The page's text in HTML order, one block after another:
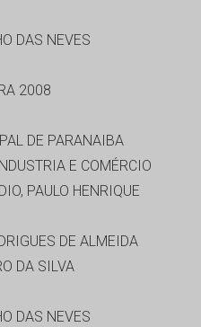
DAS NEVES
2008
DE PARANAIBA
E COMÉRCIO
PAULO HENRIQUE
DE ALMEIDA
DA SILVA
DAS NEVES